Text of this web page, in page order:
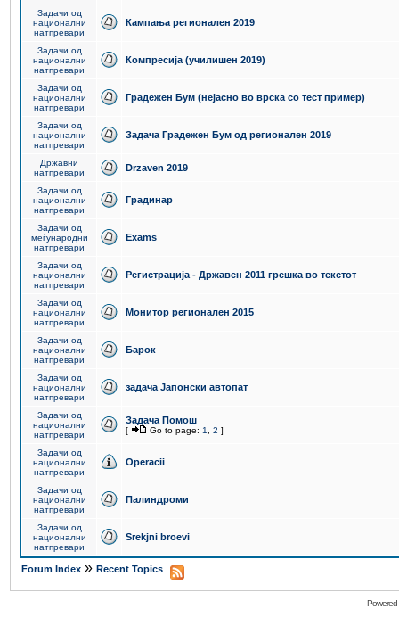
Задачи од
национални
натпревари
Кампања регионален 2019
Задачи од
национални
натпревари
Компресија (училишен 2019)
Задачи од
национални
натпревари
Градежен Бум (нејасно во врска со тест пример)
Задачи од
национални
натпревари
Задача Градежен Бум од регионален 2019
Државни
натпревари
Drzaven 2019
Задачи од
национални
натпревари
Градинар
Задачи од
меѓународни
натпревари
Exams
Задачи од
национални
натпревари
Регистрација - Државен 2011 грешка во текстот
Задачи од
национални
натпревари
Монитор регионален 2015
Задачи од
национални
натпревари
Барок
Задачи од
национални
натпревари
задача Јапонски автопат
Задачи од
национални
натпревари
Задача Помош
[ Go to page: 1 2 ]
Задачи од
национални
натпревари
Operacii
Задачи од
национални
натпревари
Палиндроми
Задачи од
национални
натпревари
Srekjni broevi
Forum Index » Recent Topics